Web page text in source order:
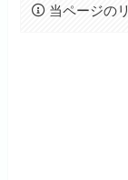
当ページの